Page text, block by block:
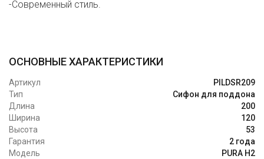
-Современный стиль.
ОСНОВНЫЕ ХАРАКТЕРИСТИКИ
Артикул
PILDSR209
Тип
Сифон для поддона
Длина
200
Ширина
120
Высота
53
Гарантия
2 года
Модель
PURA H2